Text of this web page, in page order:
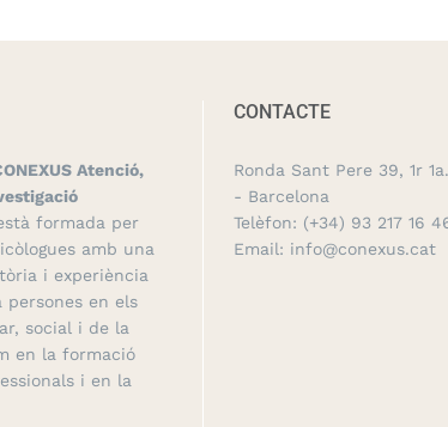
Atenció,
formada per
amb una
i experiència
persones en els
social i de la
en la formació
i en la
CONTACTE
Ronda Sant Pere 39, 1r
- Barcelona
Telèfon: (+34) 93 217 16
Email: info@conexus.cat